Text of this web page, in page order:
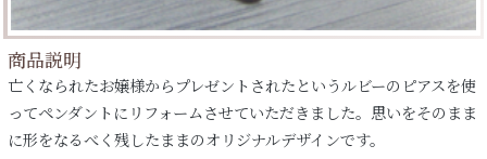
商品説明
亡くなられたお嬢様からプレゼントされたというルビーのピアスを使
ってペンダントにリフォームさせていただきました。思いをそのまま
に形をなるべく残したままのオリジナルデザインです。